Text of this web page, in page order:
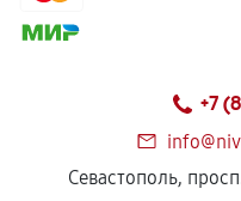
+7
Севастополь,